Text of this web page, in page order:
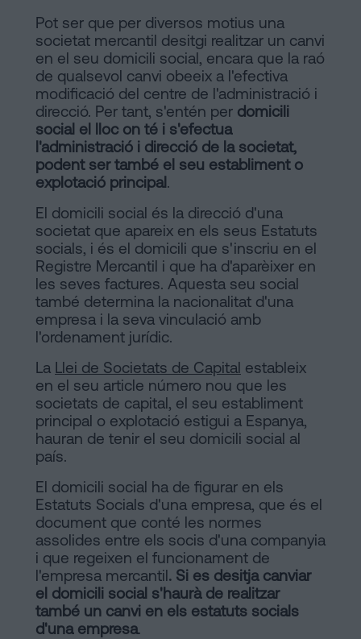
Legal
Personalizar
cookies
Segueix-
nos
xarxes
socials
passos
Es
pot
signar
hipoteca
sense
cèdula
d’habitabilitat?
Contactar
Pot ser que per diversos motius una
societat mercantil desitgi realitzar un canvi
en el seu domicili social, encara que la raó
de qualsevol canvi obeeix a l'efectiva
modificació del centre de l'administració i
direcció. Per tant, s'entén per domicili
social el lloc on té i s'efectua
l'administració i direcció de la societat,
podent ser també el seu establiment o
explotació principal.
El domicili social és la direcció d'una
societat que apareix en els seus Estatuts
socials, i és el domicili que s'inscriu en el
Registre Mercantil i que ha d'aparèixer en
les seves factures. Aquesta seu social
també determina la nacionalitat d'una
empresa i la seva vinculació amb
l'ordenament jurídic.
La Llei de Societats de Capital estableix
en el seu article número nou que les
societats de capital, el seu establiment
principal o explotació estigui a Espanya,
hauran de tenir el seu domicili social al
país.
El domicili social ha de figurar en els
Estatuts Socials d'una empresa, que és el
document que conté les normes
assolides entre els socis d'una companyia
i que regeixen el funcionament de
l'empresa mercantil. Si es desitja canviar
el domicili social s'haurà de realitzar
també un canvi en els estatuts socials
d'una empresa.